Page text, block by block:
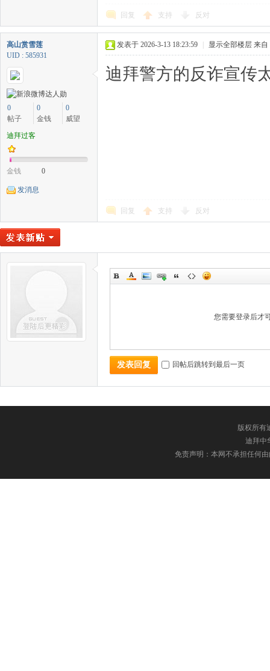
回复 支持 反对
高山赏雪莲
UID : 585931
0
帖子
0
金钱
0
威望
迪拜过客
金钱 0
发消息
发表于 2026-3-13 18:23:59 显示全部楼层 来自
迪拜警方的反诈宣传
回复 支持 反对
您需要登录后才
发表回复 回帖后跳转到最后一页
版权所有
迪拜中
免责声明：本网不承担任何